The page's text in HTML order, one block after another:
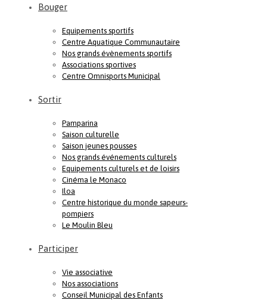
Bouger
Equipements sportifs
Centre Aquatique Communautaire
Nos grands évènements sportifs
Associations sportives
Centre Omnisports Municipal
Sortir
Pamparina
Saison culturelle
Saison jeunes pousses
Nos grands événements culturels
Equipements culturels et de loisirs
Cinéma le Monaco
Iloa
Centre historique du monde sapeurs-
pompiers
Le Moulin Bleu
Participer
Vie associative
Nos associations
Conseil Municipal des Enfants